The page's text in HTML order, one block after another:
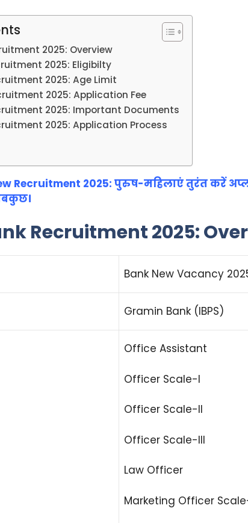
2025: Overview
2025: Eligibilty
2025: Age Limit
2025: Application Fee
2025: Important Documents
2025: Application Process
Recruitment 2025: पुरुष-महिलाएं तुरंत करें
Recruitment 2025:
Bank New Vacancy
Gramin Bank (IBPS)
Office Assistant
Officer Scale-I
Officer Scale-II
Officer Scale-III
Law Officer
Marketing Officer